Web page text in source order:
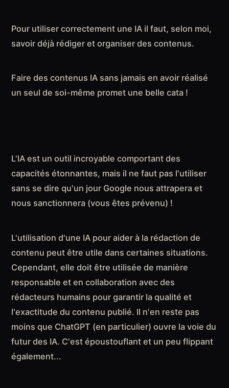
Pour utiliser correctement une IA il faut, selon moi,
savoir déjà rédiger et organiser des contenus.
Faire des contenus IA sans jamais en avoir réalisé
un seul de soi-même promet une belle cata !
L'IA est un outil incroyable comportant des
capacités étonnantes, mais il ne faut pas l'utiliser
sans se dire qu'un jour Google nous attrapera et
nous sanctionnera (vous êtes prévenu) !
L'utilisation d'une IA pour aider à la rédaction de
contenu peut être utile dans certaines situations.
Cependant, elle doit être utilisée de manière
responsable et en collaboration avec des
rédacteurs humains pour garantir la qualité et
l'exactitude du contenu publié. Il n'en reste pas
moins que ChatGPT (en particulier) ouvre la voie du
futur des IA. C'est époustouflant et un peu flippant
également...